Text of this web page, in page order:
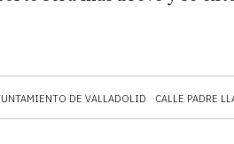
DE VALLADOLID CALLE PADRE